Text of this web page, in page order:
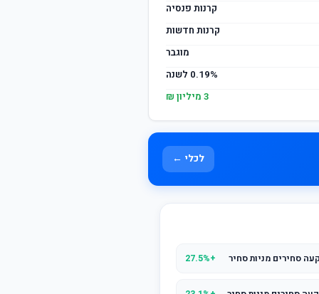
קרנות פנסיה
קרנות חדשות
מוגבר
0.19% לשנה
3 מיליון ₪
לכלי ←
סחירים מניות סחיר +27.5%